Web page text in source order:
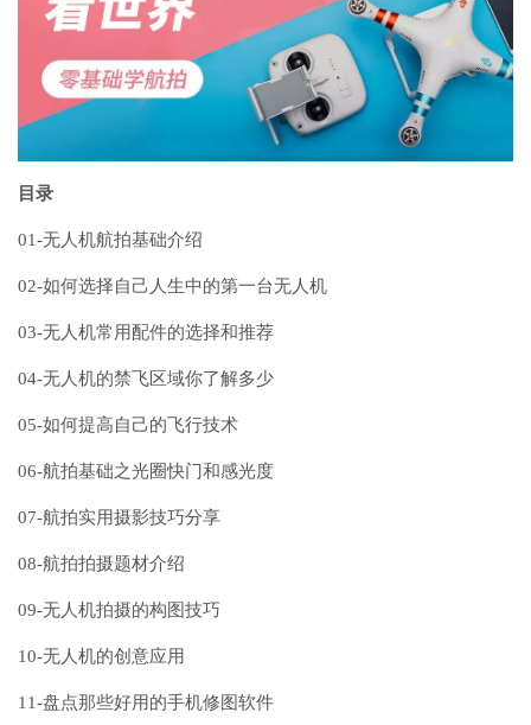
目录
01-无人机航拍基础介绍
02-如何选择自己人生中的第一台无人机
03-无人机常用配件的选择和推荐
04-无人机的禁飞区域你了解多少
05-如何提高自己的飞行技术
06-航拍基础之光圈快门和感光度
07-航拍实用摄影技巧分享
08-航拍拍摄题材介绍
09-无人机拍摄的构图技巧
10-无人机的创意应用
11-盘点那些好用的手机修图软件